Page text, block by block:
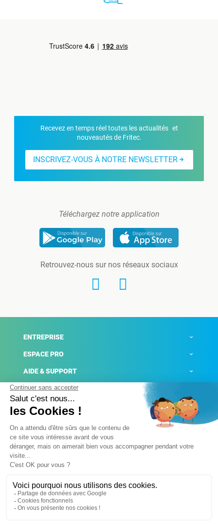
Recevez en temps réel toutes les actualités et
nouveautés de Fritec.
INSCRIVEZ-VOUS À NOTRE NEWSLETTER
Téléchargez notre application
Retrouvez-nous sur nos réseaux sociaux
ENTREPRISE
ESPACE PRO
AIDE & SUPPORT
ACTUALITÉS
Mentions légales
Conditions générales de ventes
Plateforme de signalement